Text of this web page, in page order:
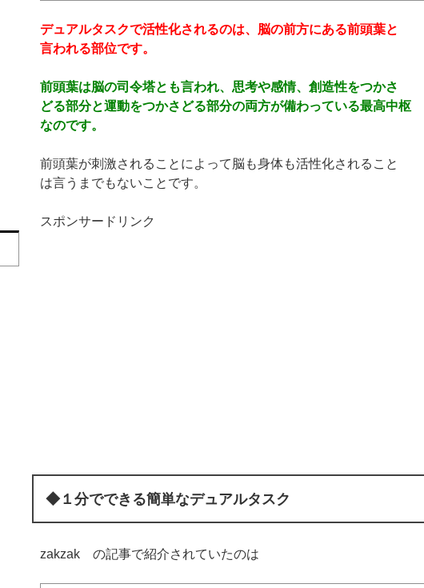
デュアルタスクで活性化されるのは、脳の前方にある前頭葉と
言われる部位です。
前頭葉は脳の司令塔とも言われ、思考や感情、創造性をつかさ
どる部分と運動をつかさどる部分の両方が備わっている最高中枢
なのです。
前頭葉が刺激されることによって脳も身体も活性化されること
は言うまでもないことです。
スポンサードリンク
◆１分でできる簡単なデュアルタスク
zakzak の記事で紹介されていたのは